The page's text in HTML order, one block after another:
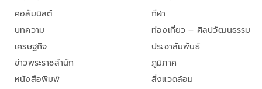
คอลัมนิสต์
บทความ
เศรษฐกิจ
ข่าวพระราชสำนัก
หนังสือพิมพ์
กีฬา
ท่องเที่ยว – ศิลปวัฒนธรรม
ประชาสัมพันธ์
ภูมิภาค
สิ่งแวดล้อม